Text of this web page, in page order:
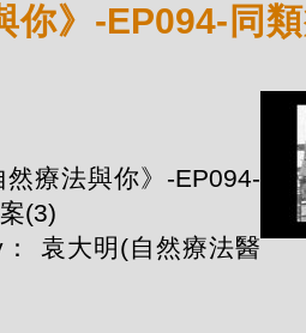
你》-EP094-同
療法與你》-EP094-
(3)
袁大明(自然療法醫